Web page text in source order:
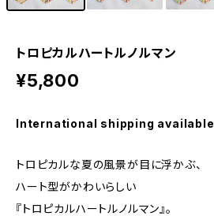
トロピカルハートルノルマン
¥5,800
International shipping available
トロピカルな夏の風景が目に浮かぶ、
ハート型がかわいらしい
『トロピカルハートルノルマン』。